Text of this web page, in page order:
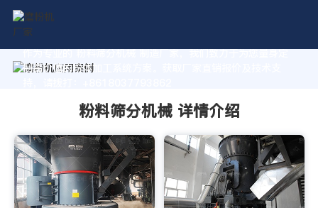
作为专业的 粉料筛分机械 制造厂家，我们致力于为您量身定
制高价值的粉体加工系统方案。获取厂家直销报价及技术支
粉料筛分机械 详情介绍